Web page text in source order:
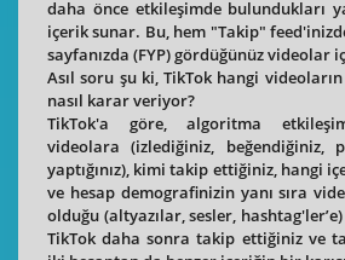
daha önce etkileşimde bulundukları
içerik sunar. Bu, hem "Takip"
sayfanızda (FYP) gördüğünüz videolar
Asıl soru şu ki, TikTok hangi
nasıl karar veriyor?
TikTok'a göre, algoritma
videolara (izlediğiniz, beğendiğiniz,
yaptığınız), kimi takip ettiğiniz, hangi
ve hesap demografinizin yanı sıra
olduğu (altyazılar, sesler,
TikTok daha sonra takip ettiğiniz ve